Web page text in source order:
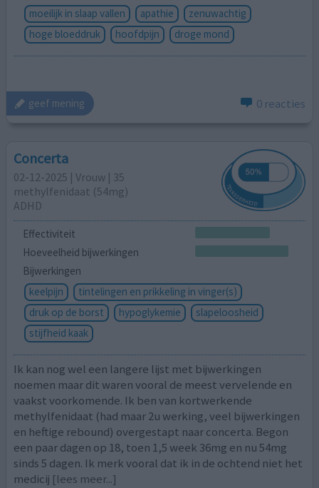
moeilijk in slaap vallen
apathie
zenuwachtig
hoge bloeddruk
hoofdpijn droge mond
geef mening 0 reacties
Concerta
02-12-2025 | Vrouw | 35
methylfenidaat (54mg)
ADHD
Effectiviteit
Hoeveelheid bijwerkingen
Bijwerkingen
keelpijn
tintelingen en prikkeling in vinger(s)
druk op de borst
hypoglykemie
slapeloosheid
stijfheid kaak
Ik kan nog wel een langere lijst met bijwerkingen
noemen maar dit waren vooral de meest vervelende en
vaakst voorkomende. Ik ben van kortwerkende
methylfenidaat (had maar 2u werking, veel bijwerkingen
en heftige rebound) overgestapt naar concerta. Begon
een paar dagen op 18, toen 1,5 week 36mg en nu 54mg
sinds 5 dagen. Ik merk vooral dat ik in de ochtend niet het
medicij [lees meer...]